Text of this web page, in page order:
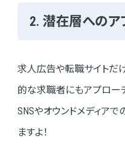
2. 潜在層へのア
求人広告や転職サイトだ
的な求職者にもアプロー
SNSやオウンドメディア
ますよ！